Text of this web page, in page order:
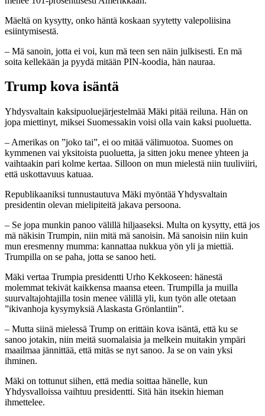
Mäeltä on kysytty, onko häntä koskaan syytetty valepoliisina
esiintymisestä.
– Mä sanoin, jotta ei voi, kun mä teen sen näin julkisesti. En mä
soita kellekään ja pyydä mitään PIN-koodia, hän nauraa.
Trump kova isäntä
Yhdysvaltain kaksipuoluejärjestelmää Mäki pitää reiluna. Hän on
jopa miettinyt, miksei Suomessakin voisi olla vain kaksi puoluetta.
– Amerikas on ”joko tai”, ei oo mitää välimuotoa. Suomes on
kymmenen vai yksitoista puoluetta, ja sitten joku menee yhteen ja
vaihtaakin pari kolme kertaa. Silloon on mun mielestä niin tuuliviiri,
että uskottavuus katuaa.
Republikaaniksi tunnustautuva Mäki myöntää Yhdysvaltain
presidentin olevan mielipiteitä jakava persoona.
– Se jopa munkin panoo välillä hiljaaseksi. Multa on kysytty, että jos
mä näkisin Trumpin, niin mitä mä sanoisin. Mä sanoisin niin kuin
mun eresmenny mumma: kannattaa nukkua yön yli ja miettiä.
Trumpilla on se paha, jotta se sanoo heti.
Mäki vertaa Trumpia presidentti Urho Kekkoseen: hänestä
molemmat tekivät kaikkensa maansa eteen. Trumpilla ja muilla
suurvaltajohtajilla tosin menee välillä yli, kun työn alle otetaan
”ikivanhoja kysymyksiä Alaskasta Grönlantiin”.
– Mutta siinä mielessä Trump on erittäin kova isäntä, että ku se
sanoo jotakin, niin meitä suomalaisia ja melkein muitakin ympäri
maailmaa jännittää, että mitäs se nyt sanoo. Ja se on vain yksi
ihminen.
Mäki on tottunut siihen, että media soittaa hänelle, kun
Yhdysvalloissa vaihtuu presidentti. Sitä hän itsekin hieman
ihmettelee.